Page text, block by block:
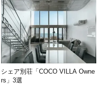
-O）
うなサービスが稼働してい
ンポートからどのようなサー
の予測はつくが、確実ではな
サービスを提供しているサー
ンを併用することでプロトコ
る。
シェア別荘「COCO VILLA Owne
rs」3選